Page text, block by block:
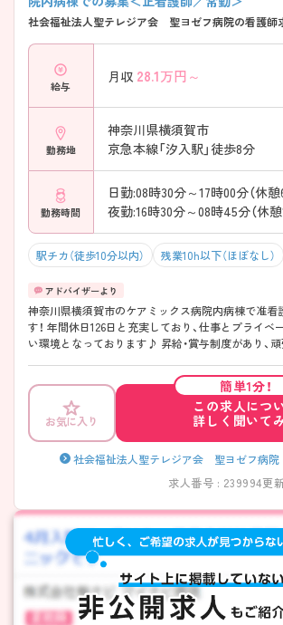
社会福祉法人聖テレジア会 聖ヨゼフ病院の看護師
給与
月収 28.1万円～
勤務地
神奈川県横須賀市
京急本線「汐入駅」徒歩8分
勤務時間
日勤:08時30分～17時00分（休憩
夜勤:16時30分～08時45分（休憩
駅チカ（徒歩10分以内） 残業10h以下（ほぼなし）
神奈川県横須賀市のケアミックス病院内病棟で准看
す！ 年間休日126日と充実しており、仕事とプライベ
い環境となっております♪ 昇給・賞与制度があり、
伝えしますのでご連絡ください！
お気に入り
簡単1分！
この求人につ
詳しく聞いて
社会福祉法人聖テレジア会 聖ヨゼフ病
求人番号 : 239994更